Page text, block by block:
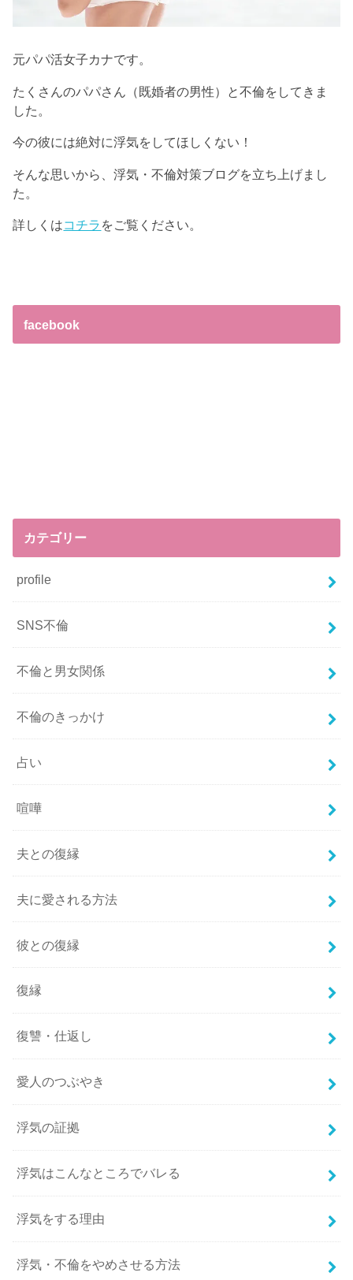
元パパ活女子カナです。
たくさんのパパさん（既婚者の男性）と不倫をしてきま
した。
今の彼には絶対に浮気をしてほしくない！
そんな思いから、浮気・不倫対策ブログを立ち上げまし
た。
詳しくはコチラ をご覧ください。
facebook
カテゴリー
profile
SNS不倫
不倫と男女関係
不倫のきっかけ
占い
喧嘩
夫との復縁
夫に愛される方法
彼との復縁
復縁
復讐・仕返し
愛人のつぶやき
浮気の証拠
浮気はこんなところでバレる
浮気をする理由
浮気・不倫をやめさせる方法